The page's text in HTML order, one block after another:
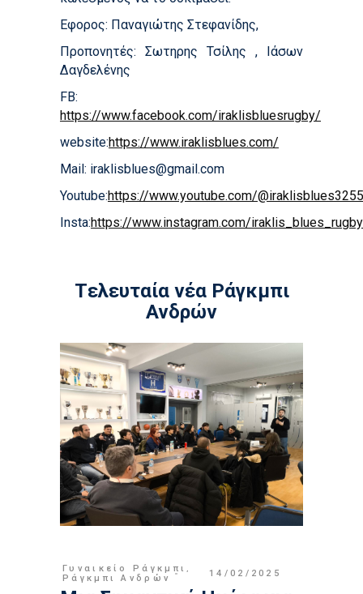
Εφορος: Παναγιώτης Στεφανίδης,
Προπονητές: Σωτηρης Τσίλης , Ιάσων
Δαγδελένης
FB:
https://www.facebook.com/iraklisbluesrugby/
website:https://www.iraklisblues.com/
Mail: iraklisblues@gmail.com
Youtube:https://www.youtube.com/@iraklisblues3255
Insta:https://www.instagram.com/
Tελευταία νέα Ράγκμπι
Ανδρών
Γυναικείο Ράγκμπι ,
Ράγκμπι Ανδρών 14/02/2025